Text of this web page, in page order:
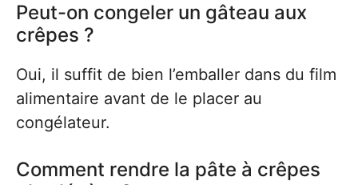
Peut-on congeler un gâteau aux
crêpes ?
Oui, il suffit de bien l’emballer dans du film
alimentaire avant de le placer au
congélateur.
Comment rendre la pâte à crêpes